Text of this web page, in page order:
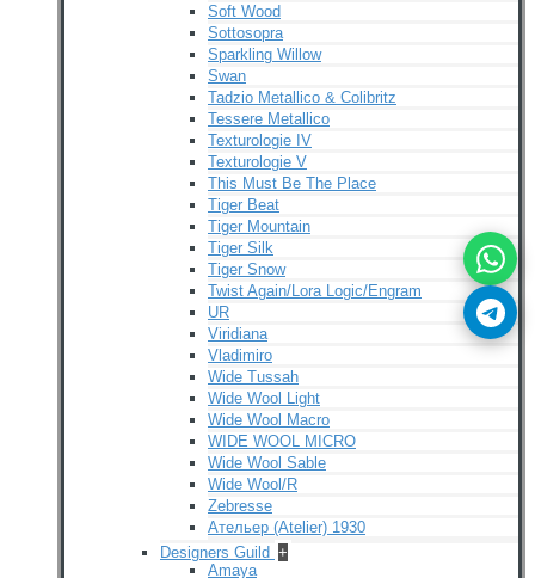
Soft Wood
Sottosopra
Sparkling Willow
Swan
Tadzio Metallico & Colibritz
Tessere Metallico
Texturologie IV
Texturologie V
This Must Be The Place
Tiger Beat
Tiger Mountain
Tiger Silk
Tiger Snow
Twist Again/Lora Logic/Engram
UR
Viridiana
Vladimiro
Wide Tussah
Wide Wool Light
Wide Wool Macro
WIDE WOOL MICRO
Wide Wool Sable
Wide Wool/R
Zebresse
Ательер (Atelier) 1930
Designers Guild +
Amaya